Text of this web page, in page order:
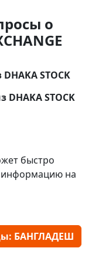
о
STOCK
DHAKA STOCK
быстро
информацию на
БАНГЛАДЕШ